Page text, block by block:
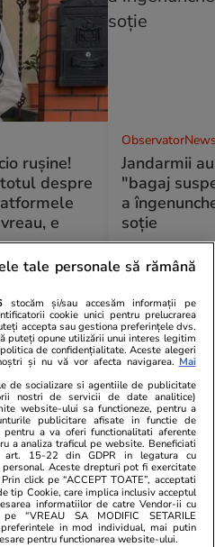
rușine!
despre
e
Jandarmii
"bagaj
a
soție
tale personale să rămână
stocăm și/sau accesăm informații pe
cookie unici pentru prelucrarea
accepta sau gestiona preferințele dvs.
puteți opune utilizării unui interes legitim
de confidențialitate. Aceste alegeri
și nu vă vor afecta navigarea. Mai
de socializare si agentiile de publicitate
nostri de servicii de date analitice)
website-ului sa functioneze, pentru a
publicitare afisate in functie de
a va oferi functionalitati aferente
a analiza traficul pe website. Beneficiati
art. 15-22 din GDPR in legatura cu
personal. Aceste drepturi pot fi exercitate
click pe “ACCEPT TOATE”, acceptati
tip Cookie, care implica inclusiv acceptul
informatiilor de catre Vendor-ii cu
“VREAU SA MODIFIC SETARILE
in mod individual, mai putin
pentru functionarea website-ului.